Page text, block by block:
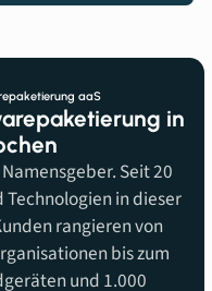
aaS
in
Seit 20
in dieser
rangieren von
bis zum
und 1.000